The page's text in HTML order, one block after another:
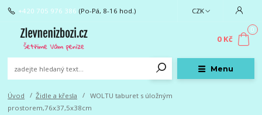
Menu
CZK
+420 705 976 386 (Po-Pá, 8-16 hod.)
0
0 Kč
Úvod Židle a křesla
WOLTU taburet s úložným
prostorem,76x37,5x38cm